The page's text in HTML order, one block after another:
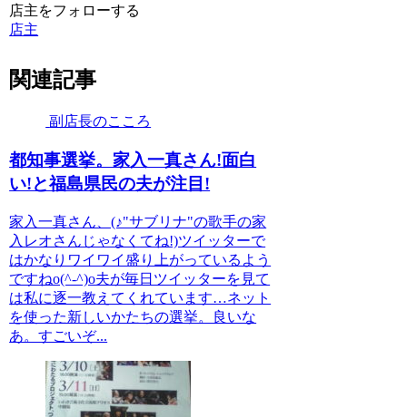
店主をフォローする
店主
関連記事
副店長のこころ
都知事選挙。家入一真さん!面白
い!と福島県民の夫が注目!
家入一真さん、(♪"サブリナ"の歌手の家
入レオさんじゃなくてね!)ツイッターで
はかなりワイワイ盛り上がっているよう
ですねo(^-^)o夫が毎日ツイッターを見て
は私に逐一教えてくれています…ネット
を使った新しいかたちの選挙。良いな
あ。すごいぞ...